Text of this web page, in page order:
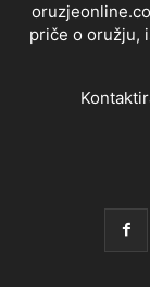
priče o oružju,